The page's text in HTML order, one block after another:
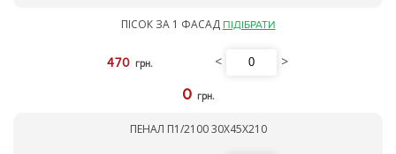
ПІСОК ЗА 1 ФАСАД ПІДІБРАТИ
470 грн. < >
0 грн.
ПЕНАЛ П1/2100 30Х45Х210